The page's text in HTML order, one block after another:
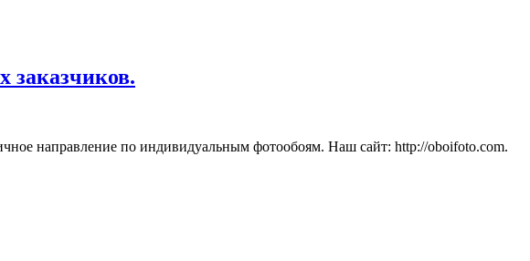
заказчиков.
направление по индивидуальным фотообоям. Наш сайт: http://oboifoto.com.